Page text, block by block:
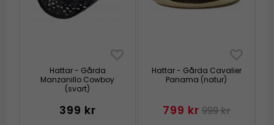
Hattar - Gårda
Manzanillo Cowboy
(svart)
399 kr
Hattar - Gårda Cavalier
Panama (natur)
799 kr 999 kr